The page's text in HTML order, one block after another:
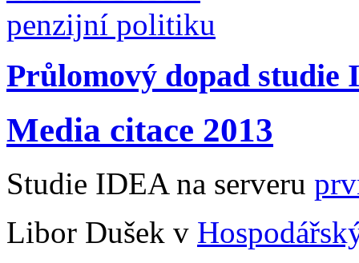
Průlomový dopad
Media citace 2013
Studie IDEA na serveru
Libor Dušek v